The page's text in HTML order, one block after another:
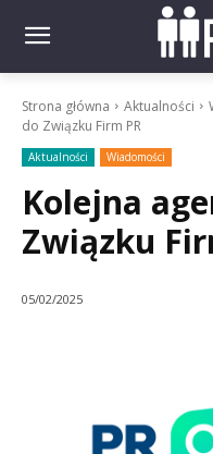
Strona główna Aktualności
do Związku Firm PR
Aktualności Wiadomości
Kolejna
Związku
05/02/2025